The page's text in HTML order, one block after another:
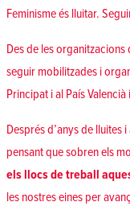
Feminisme és lluitar.
Des de les
seguir mobilitzades i
Principat i al País
Després d’anys de lluites
pensant que sobren els
els llocs de treball
les nostres eines per